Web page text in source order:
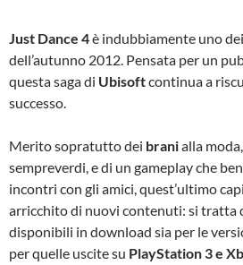
Just Dance 4è indubbiamente uno
dell’autunno 2012. Pensata per un
questa saga di Ubisoftcontinua a
successo.
Merito sopratutto dei branialla
sempreverdi, e di un gameplay che
incontri con gli amici, quest’ultimo
arricchito di nuovi contenuti: si tratta
disponibili in download sia per le
per quelle uscite su PlayStation 3 e